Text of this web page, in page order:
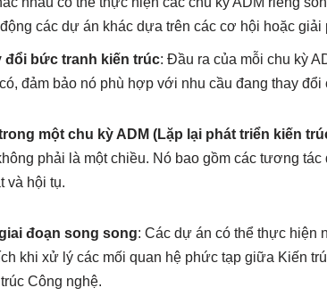
các dự án khác dựa trên các cơ hội hoặc
đổi bức tranh kiến trúc: Đầu ra của mỗi chu kỳ
đảm bảo nó phù hợp với nhu cầu đang thay đổi
một chu kỳ ADM (Lặp lại phát triển kiến
phải là một chiều. Nó bao gồm các tương
và hội tụ.
đoạn song song: Các dự án có thể thực hiện
khi xử lý các mối quan hệ phức tạp giữa Kiến
Công nghệ.